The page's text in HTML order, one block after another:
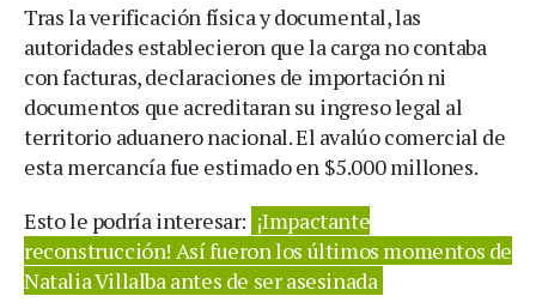
Tras la verificación física y documental, las
autoridades establecieron que la carga no contaba
con facturas, declaraciones de importación ni
documentos que acreditaran su ingreso legal al
territorio aduanero nacional. El avalúo comercial de
esta mercancía fue estimado en $5.000 millones.
Esto le podría interesar: ¡Impactante
reconstrucción! Así fueron los últimos momentos de
Natalia Villalba antes de ser asesinada